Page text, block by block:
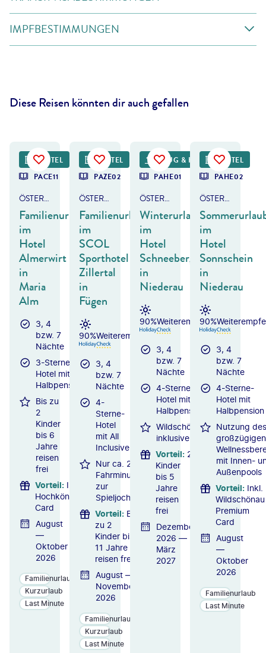
IMPFBESTIMMUNGEN
Diese Reisen könnten dir auch gefallen
HOTEL
PACE11
ÖSTERREICH - SALZBURGER LAND
Familienurlaub
im
Hotel
Almerwirt
in
Maria
Alm
3, 4
bzw. 7
Nächte
3-Sterne-
Hotel mit
Halbpension
Bis zu
2
Kinder
bis 6
Jahre
reisen
frei
Vorteil: Inkl.
Hochkönig
Card
August
—
Oktober
2026
Familienurlaub
Kurzurlaub
Last Minute
HOTEL
PAZE02
ÖSTERREICH - ZILLERTAL
Familienurlaub
im
SCOL
Sporthotel
Zillertal
in
Fügen
Weiterempfehlung
90%
3, 4
bzw. 7
Nächte
4-
Sterne-
Hotel
mit All
Inclusive
Nur ca. 2
Fahrminuten
zur
Spieljochbahn
Vorteil: Bis
zu 2
Kinder bis
11 Jahre
reisen frei
August —
November
2026
Familienurlaub
Kurzurlaub
Last Minute
FRÜHBUCHER-VORTEIL
FLUG & HOTEL
PAHE01
ÖSTERREICH - TIROL
Winterurlaub
im
Hotel
Schneeberger
in
Niederau
Weiterempfehlung
90%
3, 4
bzw. 7
Nächte
4-Sterne-
Hotel mit
Halbpension
WildschönauCard
inklusive
Vorteil: 2
Kinder
bis 5
Jahre
reisen
frei
Dezember
2026 —
März
2027
DEALHOTEL
PAHE02
ÖSTERREICH - TIROL
im
Hotel
Sonnschein
in
Niederau
90%
3, 4
bzw. 7
Nächte
4-Sterne-
Hotel mit
Halbpension
Nutzung des
großzügigen
mit Innen-
Außenpools
Vorteil: Inkl.
Wildschönau
Premium
Card
August
—
Oktober
2026
Familienurlaub
Last Minute